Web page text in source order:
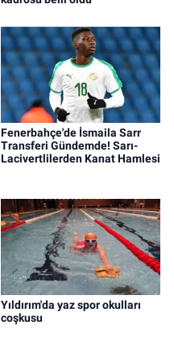
Fenerbahçe'de İsmaila Sarr
Transferi Gündemde! Sarı-
Lacivertlilerden Kanat Hamlesi
Yıldırım'da yaz spor okulları
coşkusu